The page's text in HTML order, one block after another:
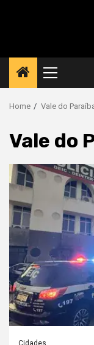
Primary
Menu
Home Vale do
Vale do
Cidades